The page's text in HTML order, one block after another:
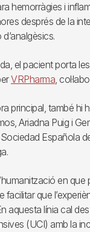
hemorràgies i
després de la
el pacient porta
VRPharma,
principal, també hi
Ariadna Puig i
Española
en que
que
aquesta línia cal
(UCI) amb la